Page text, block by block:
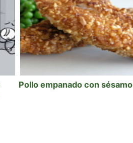
Pollo empanado con sésamo